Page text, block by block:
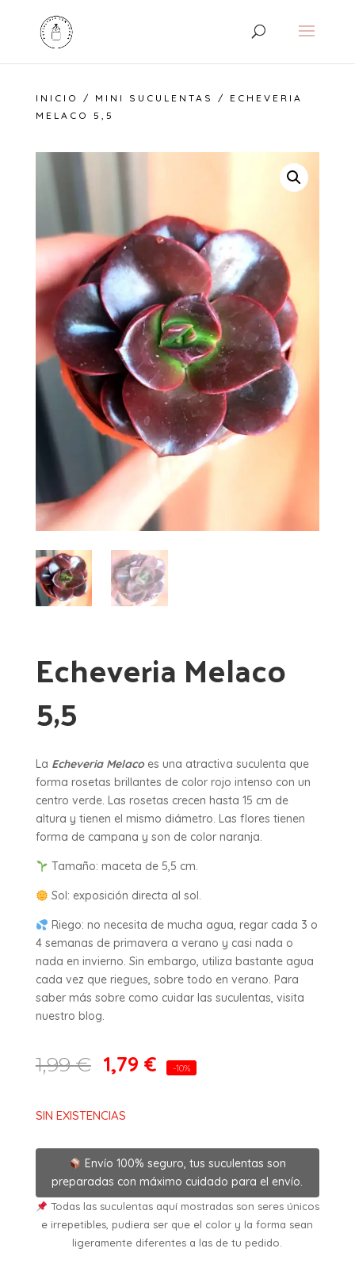
INICIO / MINI SUCULENTAS
/ ECHEVERIA
MELACO 5,5
Echeveria Melaco
5,5
La Echeveria Melaco es una atractiva suculenta que
forma rosetas brillantes de color rojo intenso con un
centro verde. Las rosetas crecen hasta 15 cm de
altura y tienen el mismo diámetro. Las flores tienen
forma de campana y son de color naranja.
Tamaño: maceta de 5,5 cm.
Sol: exposición directa al sol.
Riego: no necesita de mucha agua, regar cada 3 o
4 semanas de primavera a verano y casi nada o
nada en invierno. Sin embargo, utiliza bastante agua
cada vez que riegues, sobre todo en verano. Para
saber más sobre como cuidar las suculentas, visita
nuestro blog.
1,99€ 1,79 € -10%
SIN EXISTENCIAS
Envío 100% seguro, tus suculentas son
preparadas con máximo cuidado para el envío.
Todas las suculentas aquí mostradas son seres únicos
e irrepetibles, pudiera ser que el color y la forma sean
ligeramente diferentes a las de tu pedido.